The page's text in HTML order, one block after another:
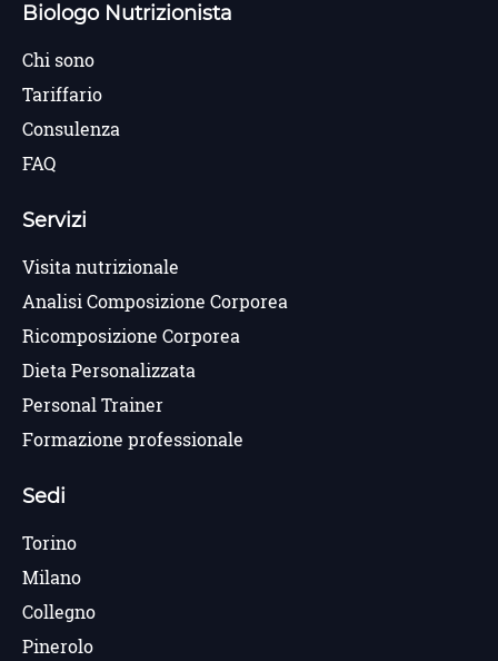
Biologo Nutrizionista
Chi sono
Tariffario
Consulenza
FAQ
Servizi
Visita nutrizionale
Analisi Composizione Corporea
Ricomposizione Corporea
Dieta Personalizzata
Personal Trainer
Formazione professionale
Sedi
Torino
Milano
Collegno
Pinerolo